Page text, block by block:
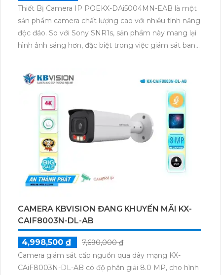
Thiết Bị Camera IP POEKX-DAi5004MN-EAB là một
sản phẩm camera chất lượng cao với nhiều tính năng
độc đáo. So với Sony SNR1s, sản phẩm này mang lại
hình ảnh sáng hơn, đặc biệt trong việc giám sát ban
không chỉ giữ nguyên chất lượng hình ảnh khi truyền
qua công nghệ IP POE, mà còn cho phép xử lý hình
ảnh đẹp và độ nét lên đến 5.0 MP. Hơn nữa, việc tích
hợp công nghệ nhìn đêm chất lượng Starlight giúp
tăng cường khả năng quan sát trong điều kiện ánh
sáng yếu. Với khả năng tiết kiệm băng thông thông
qua định dạng nén H.265+/H.265/H.264+/H.264, sản
phẩm này là sự lựa chọn lý tưởng cho việc giám sát
an ninh.
CAMERA KBVISION ĐANG KHUYẾN MÃI KX-
CAIF8003N-DL-AB
4,998,500 ₫
7,690,000 ₫
Camera giám sát cấp nguồn qua dây mạng KX-
CAiF8003N-DL-AB có độ phân giải 8.0 MP, cho hình